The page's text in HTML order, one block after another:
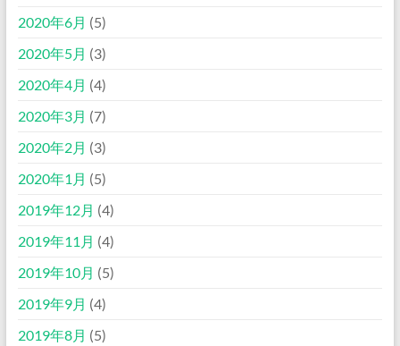
2020年6月 (5)
2020年5月 (3)
2020年4月 (4)
2020年3月 (7)
2020年2月 (3)
2020年1月 (5)
2019年12月 (4)
2019年11月 (4)
2019年10月 (5)
2019年9月 (4)
2019年8月 (5)